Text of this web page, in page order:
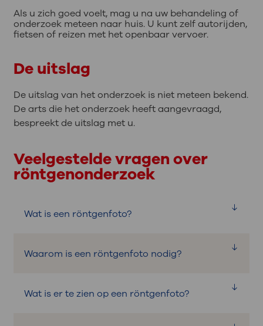
Als u zich goed voelt, mag u na uw behandeling of
onderzoek meteen naar huis. U kunt zelf autorijden,
fietsen of reizen met het openbaar vervoer.
De uitslag
De uitslag van het onderzoek is niet meteen bekend.
De arts die het onderzoek heeft aangevraagd,
bespreekt de uitslag met u.
Veelgestelde vragen over
röntgenonderzoek
Wat is een röntgenfoto?
binnenkant van het lichaam. Het
Waarom is een röntgenfoto nodig?
van pijn of klachten te onderzoeken.
Wat is er te zien op een röntgenfoto?